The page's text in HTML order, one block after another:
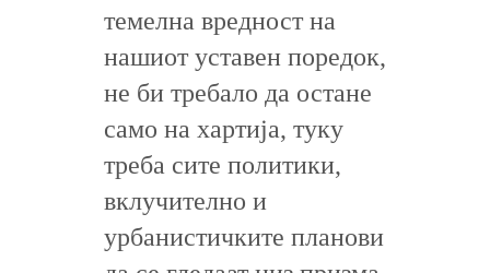
темелна вредност на
нашиот уставен поредок,
не би требало да остане
само на хартија, туку
треба сите политики,
вклучително и
урбанистичките планови